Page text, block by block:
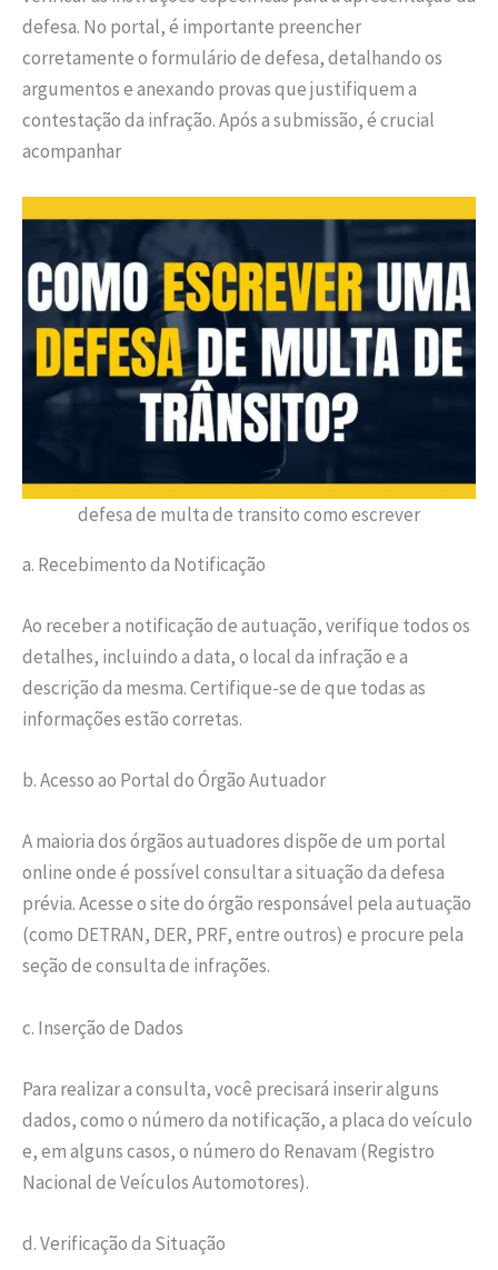
defesa. No portal, é importante preencher
corretamente o formulário de defesa, detalhando os
argumentos e anexando provas que justifiquem a
contestação da infração. Após a submissão, é crucial
acompanhar
defesa de multa de transito como escrever
a. Recebimento da Notificação
Ao receber a notificação de autuação, verifique todos os
detalhes, incluindo a data, o local da infração e a
descrição da mesma. Certifique-se de que todas as
informações estão corretas.
b. Acesso ao Portal do Órgão Autuador
A maioria dos órgãos autuadores dispõe de um portal
online onde é possível consultar a situação da defesa
prévia. Acesse o site do órgão responsável pela autuação
(como DETRAN, DER, PRF, entre outros) e procure pela
seção de consulta de infrações.
c. Inserção de Dados
Para realizar a consulta, você precisará inserir alguns
dados, como o número da notificação, a placa do veículo
e, em alguns casos, o número do Renavam (Registro
Nacional de Veículos Automotores).
d. Verificação da Situação